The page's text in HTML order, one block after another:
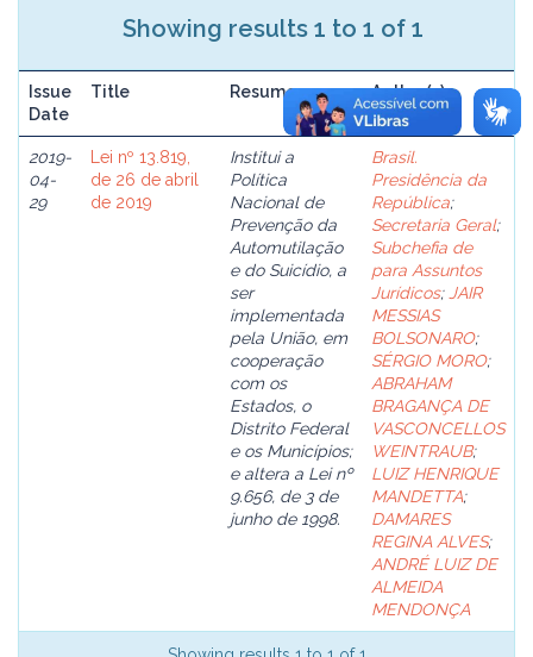
Showing results 1 to 1 of 1
Issue
Date
Title Resume Author(s)
2019-
04-
29
Lei nº 13.819,
de 26 de abril
de 2019
Institui a
Política
Nacional de
Prevenção da
Automutilação
e do Suicídio, a
ser
implementada
pela União, em
cooperação
com os
Estados, o
Distrito Federal
e os Municípios;
e altera a Lei nº
9.656, de 3 de
junho de 1998.
Brasil.
Presidência da
República;
Secretaria Geral;
Subchefia de
para Assuntos
Jurídicos; JAIR
MESSIAS
BOLSONARO;
SÉRGIO MORO;
ABRAHAM
BRAGANÇA DE
VASCONCELLOS
WEINTRAUB;
LUIZ HENRIQUE
MANDETTA;
DAMARES
REGINA ALVES;
ANDRÉ LUIZ DE
ALMEIDA
MENDONÇA